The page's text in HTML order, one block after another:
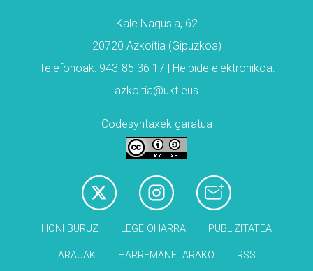
Kale Nagusia, 62
20720 Azkoitia (Gipuzkoa)
Telefonoak: 943-85 36 17 | Helbide elektronikoa:
azkoitia@ukt.eus
Codesyntaxek garatua
HONI BURUZ LEGE OHARRA PUBLIZITATEA
ARAUAK HARREMANETARAKO RSS